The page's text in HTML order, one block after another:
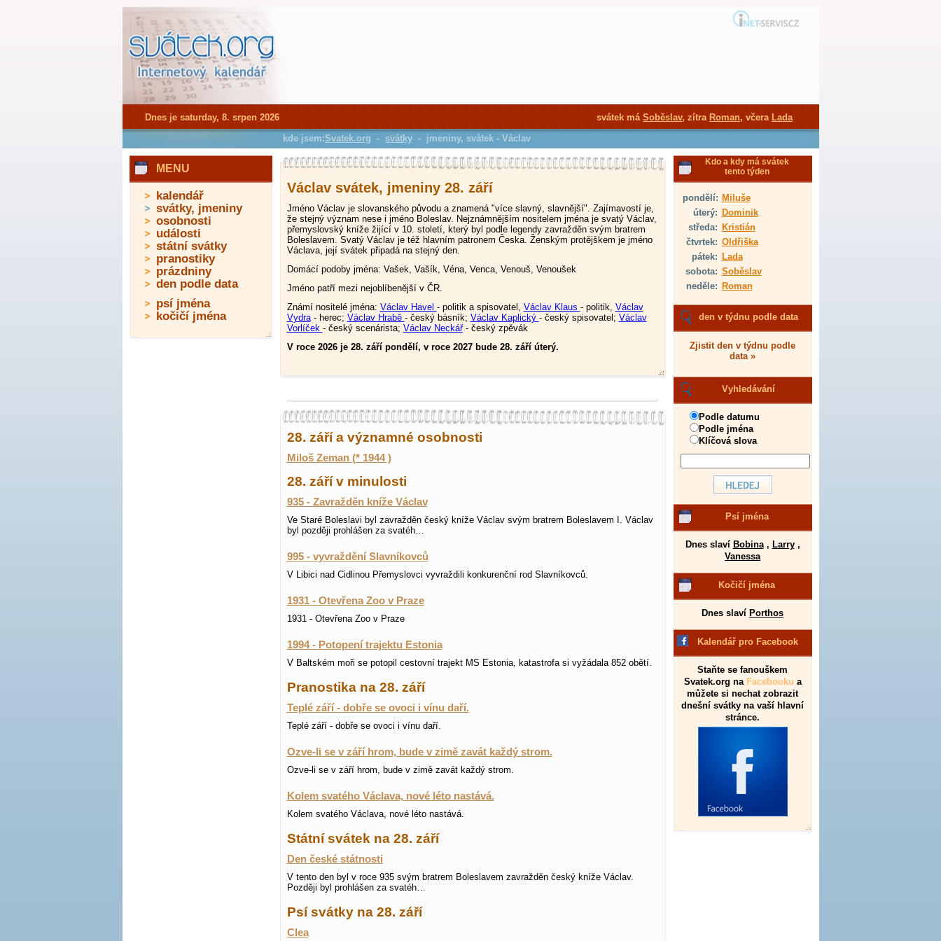
Václav svátek, jmeniny 28. září
Jméno Václav je slovanského původu a znamená "více slavný, slavnější". Zajímavostí je,
že stejný význam nese i jméno Boleslav. Nejznámnějším nositelem jména je svatý Václav,
přemyslovský kníže žijící v 10. století, který byl podle legendy zavražděn svým bratrem
Boleslavem. Svatý Václav je též hlavním patronem Česka. Ženským protějškem je jméno
Václava, její svátek připadá na stejný den.
Domácí podoby jména: Vašek, Vašík, Véna, Venca, Venouš, Venoušek
Jméno patří mezi nejoblíbenější v ČR.
Známí nositelé jména: Václav Havel - politik a spisovatel, Václav Klaus - politik, Václav
Vydra- herec; Václav Hrabě - český básník; Václav Kaplický - český spisovatel; Václav
Vorlíček - český scenárista; Václav Neckář- český zpěvák
V roce 2026 je 28. září pondělí, v roce 2027 bude 28. září úterý.
28. září a významné osobnosti
Miloš Zeman (* 1944 )
28. září v minulosti
935 - Zavražděn kníže Václav
Ve Staré Boleslavi byl zavražděn český kníže Václav svým bratrem Boleslavem I. Václav
byl později prohlášen za svatéh…
995 - vyvraždění Slavníkovců
V Libici nad Cidlinou Přemyslovci vyvraždili konkurenční rod Slavníkovců.
1931 - Otevřena Zoo v Praze
1931 - Otevřena Zoo v Praze
1994 - Potopení trajektu Estonia
V Baltském moři se potopil cestovní trajekt MS Estonia, katastrofa si vyžádala 852 obětí.
Pranostika na 28. září
Teplé září - dobře se ovoci i vínu daří.
Teplé září - dobře se ovoci i vínu daří.
Ozve-li se v září hrom, bude v zimě zavát každý strom.
Ozve-li se v září hrom, bude v zimě zavát každý strom.
Kolem svatého Václava, nové léto nastává.
Kolem svatého Václava, nové léto nastává.
Státní svátek na 28. září
Den české státnosti
V tento den byl v roce 935 svým bratrem Boleslavem zavražděn český kníže Václav.
Později byl prohlášen za svatéh…
Psí svátky na 28. září
Clea
Kdo a kdy má svátek
tento týden
pondělí: Miluše
úterý: Dominik
středa: Kristián
čtvrtek: Oldřiška
pátek: Lada
sobota: Soběslav
neděle: Roman
den v týdnu podle data
Zjistit den v týdnu podle
data »
Vyhledávání
Podle datumu
Podle jména
Klíčová slova
Psí jména
Dnes slaví Bobina, Larry,
Vanessa
Kočičí jména
Dnes slaví Porthos
Kalendář pro Facebook
Staňte se fanouškem
Svatek.org na Facebooku a
můžete si nechat zobrazit
dnešní svátky na vaší hlavní
stránce.
MENU
kalendář
svátky, jmeniny
osobnosti
události
státní svátky
pranostiky
prázdniny
den podle data
psí jména
kočičí jména
Dnes je saturday, 8. srpen 2026 svátek má Soběslav, zítra Roman, včera Lada
kde jsem:Svatek.org - svátky - jmeniny, svátek - Václav